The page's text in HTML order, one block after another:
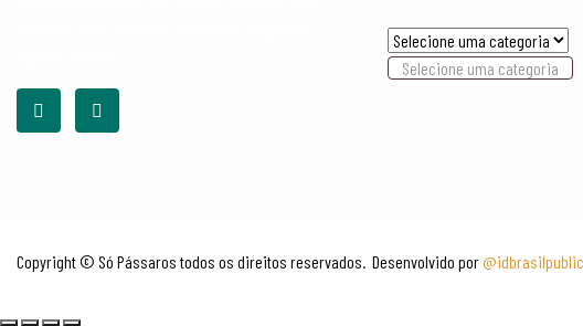
Selecione uma categoria
Copyright © Só Pássaros todos os direitos reservados. Desenvolvido por